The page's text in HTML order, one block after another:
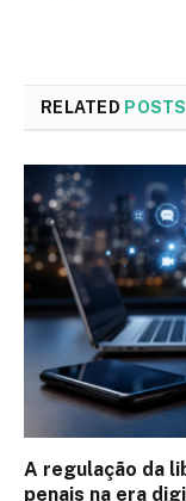
RELATED POSTS
A regulação da
penais na era